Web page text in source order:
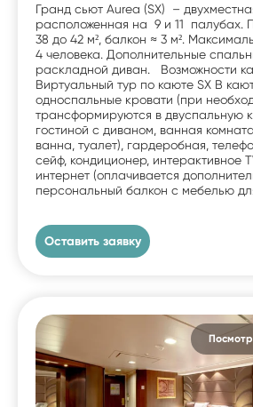
Гранд сьют Aurea (SX) –
расположенная на 9 и 11 палубах.
38 до 42 м², балкон ≈ 3 м².
4 человека. Дополнительные
раскладной диван. Возможности
Виртуальный тур по каюте SX В
односпальные кровати (при
трансформируются в двуспальную
гостиной с диваном, ванная
ванна, туалет), гардеробная,
сейф, кондиционер, интерактивное
интернет (оплачивается
персональный балкон с мебелью
Оставить заявку